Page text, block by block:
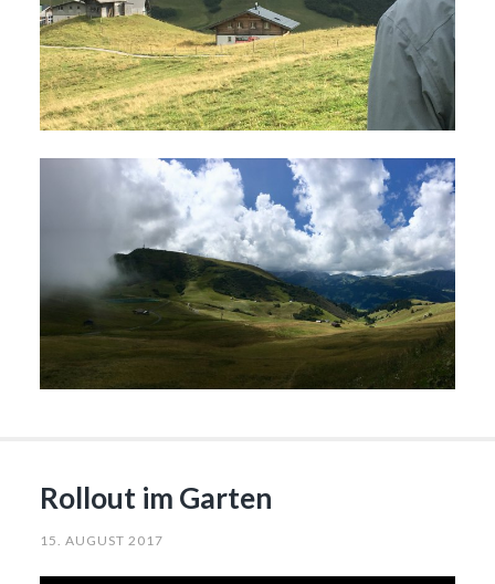
Rollout im Garten
15. AUGUST 2017